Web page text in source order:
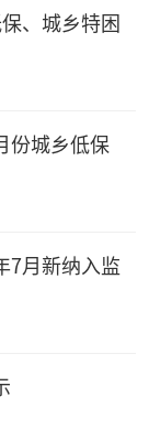
、城乡特困
份城乡低保
7月新纳入监